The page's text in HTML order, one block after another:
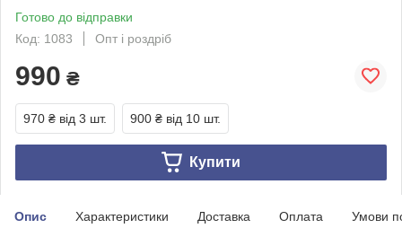
Готово до відправки
Код: 1083
Опт і роздріб
990 ₴
970 ₴ від 3 шт. 900 ₴ від 10 шт.
Купити
Опис Характеристики Доставка Оплата Умови